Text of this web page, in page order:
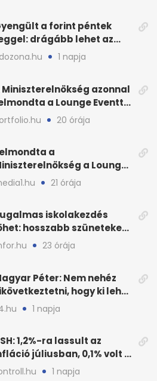
a forint péntek
drágább lehet az
és a dollár1 napja
Miniszterelnökség azonnal
a Lounge Eventtel
szerződést
20 órája
a
a Lounge
keretszerződését
21 órája
iskolakezdés
hosszabb szüneteket
szeptembertől
23 órája
Péter: Nem nehéz
hogy ki lehet
három jelölt
1 napja
1,2%-ra lassult az
júliusban, 0,1% volt a
áresés 1 napja